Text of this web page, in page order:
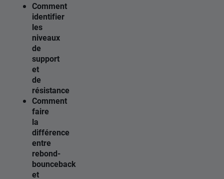
Comment
identifier
les
niveaux
de
support
et
de
résistance
Comment
faire
la
différence
entre
rebond-
bounceback
et